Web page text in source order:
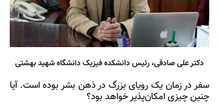
دکتر علی صادقی، رئیس دانشکده فیزیک دانشگاه شهید بهشتی
سفر در زمان یک رویای بزرگ در ذهن بشر بوده است. آیا
چنین چیزی امکان‌پذیر خواهد بود؟